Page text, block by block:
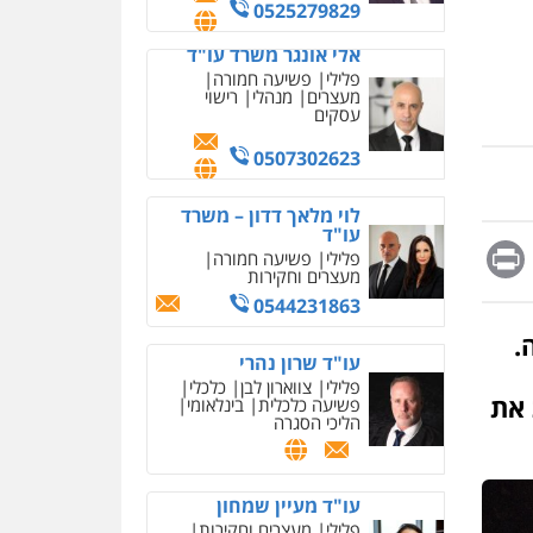
Message
Print
את
0525279829
אלי אונגר משרד עו"ד
פלילי פשיעה חמורה
מעצרים מנהלי רישוי
עסקים
0507302623
לוי מלאך דדון – משרד
עו"ד
פלילי פשיעה חמורה
מעצרים וחקירות
0544231863
עו"ד שרון נהרי
פלילי צווארון לבן כלכלי
פשיעה כלכלית בינלאומי
הליכי הסגרה
עו"ד מעיין שמחון
מחיקת כתבות מגוגל
ודחיקת אזכורים שליליים
שירותים מקצועיים לעורכי
דין
0522508109
אחסון אתרים
מהירות הגנה גיבוי
תמיכה שירותים מקצועיים
לעורכי דין
מרכז התחלה חדשה
אסירים עבירות מין
שירותים מקצועיים לעורכי
דין
0544500346
מאיה בלום, עו"ס,
טיפול ושיקום
טיפול בהתמכרויות
שירותים מקצועיים לעורכי
דין